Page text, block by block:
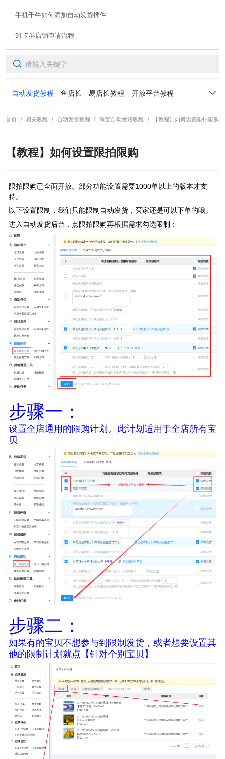
软件使用咨询
扫码或长按保存图片
手机千牛如何添加自动发货插件
91卡券店铺申请流程
自动发货教程 鱼店长 易店长教程 开放平台教程
91卡券仓库 转转免费领 常见问题
各平台常用功能案例介绍 活动手册
转转自动发货产品手册 螃蟹自动发货产品手册
阿奇索商品铺货
首页 / 相关教程 / 自动发货教程 / 淘宝自动发货教程 / 【教程】如何设置限拍限购
【教程】如何设置限拍限购
限拍限购已全面开放。部分功能设置需要1000单以上的版本才支
持。
以下设置限制，我们只能限制自动发货，买家还是可以下单的哦。
进入自动发货后台，点限拍限购再根据需求勾选限制：
步骤一：
设置全店通用的限购计划。此计划适用于全店所有宝
贝
步骤二：
如果有的宝贝不想参与到限制发货，或者想要设置其
他的限制计划就点【针对个别宝贝】